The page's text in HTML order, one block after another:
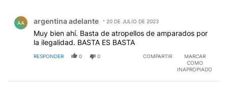
AA argentina adelante 20 DE JULIO DE 2023
Muy bien ahí. Basta de atropellos de amparados por
la ilegalidad. BASTA ES BASTA
RESPONDER 0 0 COMPARTIR
MARCAR
COMO
INAPROPIADO